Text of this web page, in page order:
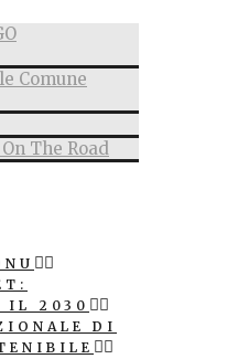
Comune
The Road
IL 2030
DI